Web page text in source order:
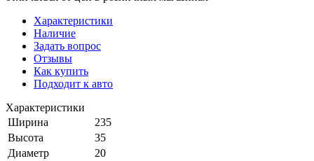
Характеристики
Наличие
Задать вопрос
Отзывы
Как купить
Подходит к авто
Характеристики
Ширина
235
Высота
35
Диаметр
20